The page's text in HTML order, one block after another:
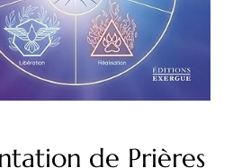
de Prières